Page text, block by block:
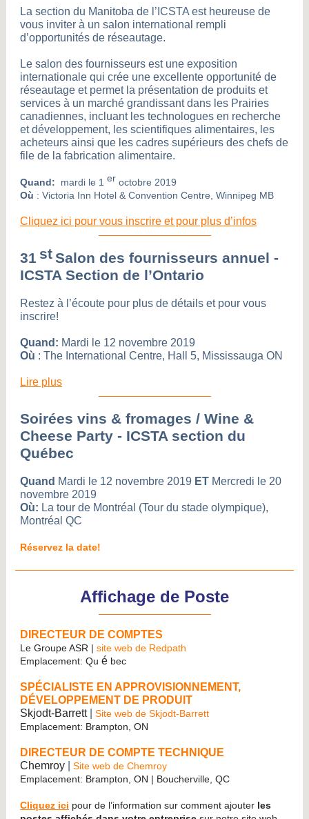
La section du Manitoba de l’ICSTA est heureuse de
vous inviter à un salon international rempli
d’opportunités de réseautage.
Le salon des fournisseurs est une exposition
internationale qui crée une excellente opportunité de
réseautage et permet la présentation de produits et
services à un marché grandissant dans les Prairies
canadiennes, incluant les technologues en recherche
et développement, les scientifiques alimentaires, les
acheteurs ainsi que les cadres supérieurs des chefs de
file de la fabrication alimentaire.
Quand: mardi le 1 er octobre 2019
Où : Victoria Inn Hotel & Convention Centre, Winnipeg MB
Cliquez ici pour vous inscrire et pour plus d’infos
31 stSalon des fournisseurs annuel -
ICSTA Section de l’Ontario
Restez à l’écoute pour plus de détails et pour vous
inscrire!
Quand: Mardi le 12 novembre 2019
Où : The International Centre, Hall 5, Mississauga ON
Lire plus
Soirées vins & fromages / Wine &
Cheese Party - ICSTA section du
Québec
Quand Mardi le 12 novembre 2019 ET Mercredi le 20
novembre 2019
Où: La tour de Montréal (Tour du stade olympique),
Montréal QC
Réservez la date!
Affichage de Poste
DIRECTEUR DE COMPTES
Le Groupe ASR | site web de Redpath
Emplacement: Qu é bec
SPÉCIALISTE EN APPROVISIONNEMENT,
DÉVELOPPEMENT DE PRODUIT
Skjodt-Barrett| Site web de Skjodt-Barrett
Emplacement: Brampton, ON
DIRECTEUR DE COMPTE TECHNIQUE
Chemroy
Site web de Chemroy
Emplacement: Brampton, ON | Boucherville, QC
Cliquez ici pour de l’information sur comment ajouter les